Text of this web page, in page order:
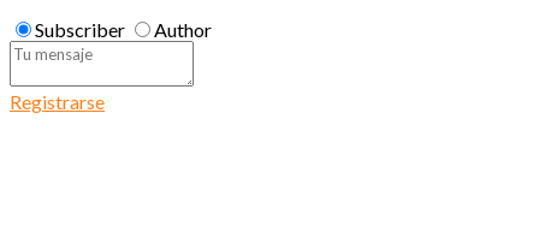
Subscriber
Author
Registrarse